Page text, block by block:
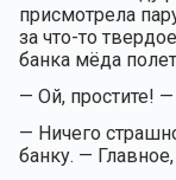
присмотрела
за что-то
банка мёда
— Ой, простите! —
— Ничего
банку. —